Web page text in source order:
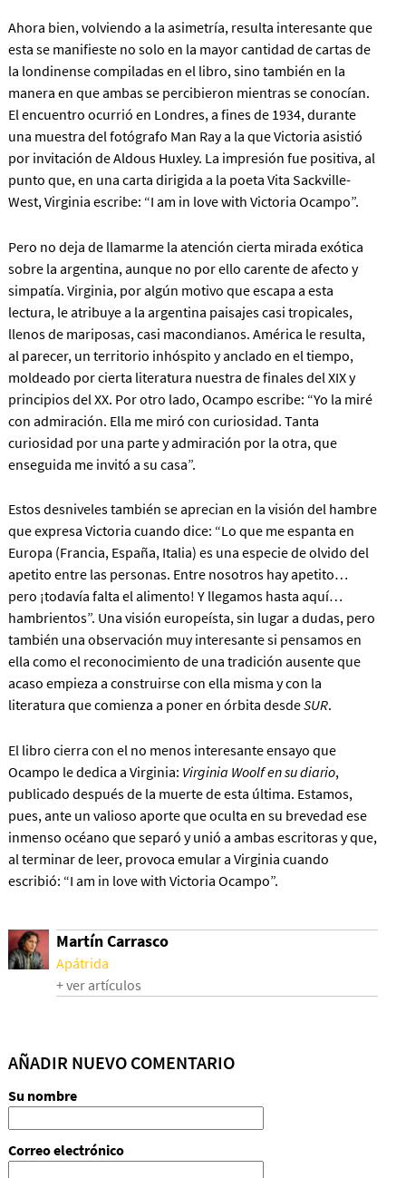
Ahora bien, volviendo a la asimetría, resulta interesante que
esta se manifieste no solo en la mayor cantidad de cartas de
la londinense compiladas en el libro, sino también en la
manera en que ambas se percibieron mientras se conocían.
El encuentro ocurrió en Londres, a fines de 1934, durante
una muestra del fotógrafo Man Ray a la que Victoria asistió
por invitación de Aldous Huxley. La impresión fue positiva, al
punto que, en una carta dirigida a la poeta Vita Sackville-
West, Virginia escribe: “I am in love with Victoria Ocampo”.
Pero no deja de llamarme la atención cierta mirada exótica
sobre la argentina, aunque no por ello carente de afecto y
simpatía. Virginia, por algún motivo que escapa a esta
lectura, le atribuye a la argentina paisajes casi tropicales,
llenos de mariposas, casi macondianos. América le resulta,
al parecer, un territorio inhóspito y anclado en el tiempo,
moldeado por cierta literatura nuestra de finales del XIX y
principios del XX. Por otro lado, Ocampo escribe: “Yo la miré
con admiración. Ella me miró con curiosidad. Tanta
curiosidad por una parte y admiración por la otra, que
enseguida me invitó a su casa”.
Estos desniveles también se aprecian en la visión del hambre
que expresa Victoria cuando dice: “Lo que me espanta en
Europa (Francia, España, Italia) es una especie de olvido del
apetito entre las personas. Entre nosotros hay apetito…
pero ¡todavía falta el alimento! Y llegamos hasta aquí…
hambrientos”. Una visión europeísta, sin lugar a dudas, pero
también una observación muy interesante si pensamos en
ella como el reconocimiento de una tradición ausente que
acaso empieza a construirse con ella misma y con la
literatura que comienza a poner en órbita desdeSUR.
El libro cierra con el no menos interesante ensayo que
Ocampo le dedica a Virginia: Virginia Woolf en su diario,
publicado después de la muerte de esta última. Estamos,
pues, ante un valioso aporte que oculta en su brevedad ese
inmenso océano que separó y unió a ambas escritoras y que,
al terminar de leer, provoca emular a Virginia cuando
escribió: “I am in love with Victoria Ocampo”.
Martín Carrasco
Apátrida
+ ver artículos
AÑADIR NUEVO COMENTARIO
Su nombre
Correo electrónico